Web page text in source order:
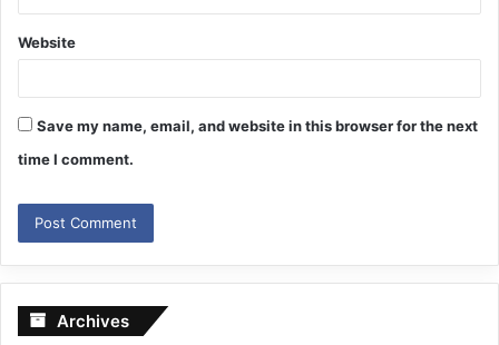
Website
Save my name, email, and website in this browser for the next
time I comment.
Archives